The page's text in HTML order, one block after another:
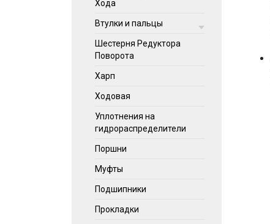
Хода
Втулки и пальцы
Шестерня Редуктора
Поворота
Харп
Ходовая
Уплотнения на
гидрораспределители
Поршни
Муфты
Подшипники
Прокладки